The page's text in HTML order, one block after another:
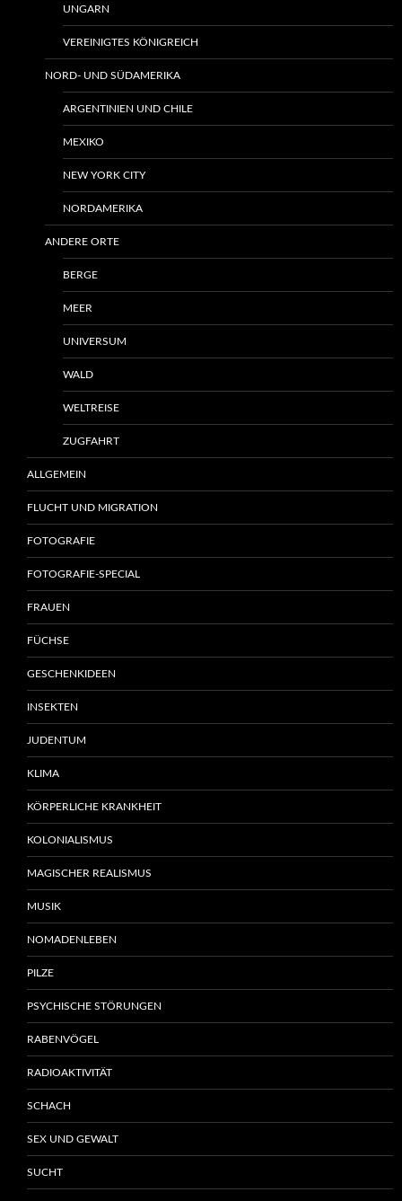
UNGARN
VEREINIGTES KÖNIGREICH
NORD- UND SÜDAMERIKA
ARGENTINIEN UND CHILE
MEXIKO
NEW YORK CITY
NORDAMERIKA
ANDERE ORTE
BERGE
MEER
UNIVERSUM
WALD
WELTREISE
ZUGFAHRT
ALLGEMEIN
FLUCHT UND MIGRATION
FOTOGRAFIE
FOTOGRAFIE-SPECIAL
FRAUEN
FÜCHSE
GESCHENKIDEEN
INSEKTEN
JUDENTUM
KLIMA
KÖRPERLICHE KRANKHEIT
KOLONIALISMUS
MAGISCHER REALISMUS
MUSIK
NOMADENLEBEN
PILZE
PSYCHISCHE STÖRUNGEN
RABENVÖGEL
RADIOAKTIVITÄT
SCHACH
SEX UND GEWALT
SUCHT